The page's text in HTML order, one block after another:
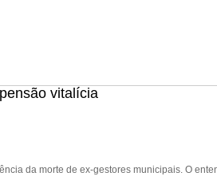
vitalícia
da morte de ex-gestores municipais. O